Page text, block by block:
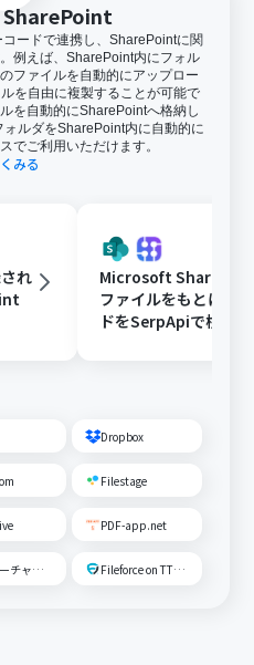
ードで連携し、SharePointに関
例えば、SharePoint内にフォル
ファイルを自動的にアップロー
を自由に複製することが可能で
を自動的にSharePointへ格納し
ルダをSharePoint内に自動的に
でご利用いただけます。
みる
れ
Microsoft
ファイルをもとに、
ドをSerpApiで検索
Dropbox
Filestage
PDF-app.net
快速サーチャーGX Fileforce on TTS Cloud